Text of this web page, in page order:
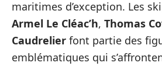
maritimes d’exception. Les
Armel Le Cléac’h, Thomas
Caudrelier font partie des
emblématiques qui